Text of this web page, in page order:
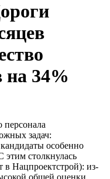
на 34%
задач:
особенно
этим столкнулась
Нацпроектстрой): из-
общей оценки